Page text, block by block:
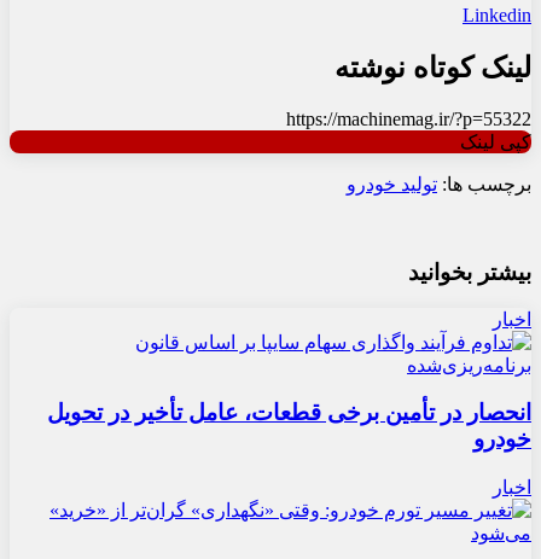
Linkedin
لینک کوتاه نوشته
https://machinemag.ir/?p=55322
کپی لینک
برچسب ها: تولید خودرو
بیشتر بخوانید
اخبار
انحصار در تأمین برخی قطعات، عامل تأخیر در تحویل
خودرو
اخبار